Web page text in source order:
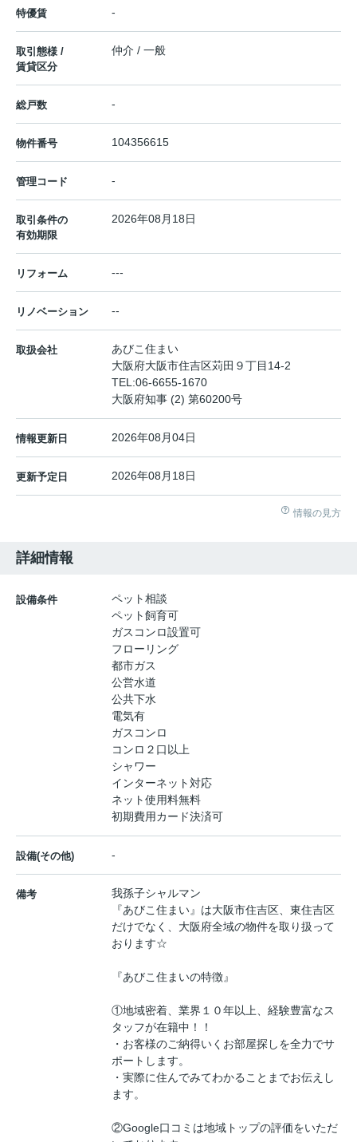
特優賃 -
取引態様 /
賃貸区分
仲介 / 一般
総戸数 -
物件番号 104356615
管理コード -
取引条件の
有効期限
2026年08月18日
リフォーム ---
リノベーション --
取扱会社
あびこ住まい
大阪府大阪市住吉区苅田９丁目14-2
TEL:06-6655-1670
大阪府知事 (2) 第60200号
情報更新日 2026年08月04日
更新予定日 2026年08月18日
情報の見方
詳細情報
設備条件
ペット相談
ペット飼育可
ガスコンロ設置可
フローリング
都市ガス
公営水道
公共下水
電気有
ガスコンロ
コンロ２口以上
シャワー
インターネット対応
ネット使用料無料
初期費用カード決済可
設備(その他) -
備考
我孫子シャルマン
『あびこ住まい』は大阪市住吉区、東住吉区
だけでなく、大阪府全域の物件を取り扱って
おります☆
『あびこ住まいの特徴』
①地域密着、業界１０年以上、経験豊富なス
タッフが在籍中！！
・お客様のご納得いくお部屋探しを全力でサ
ポートします。
・実際に住んでみてわかることまでお伝えし
ます。
②Google口コミは地域トップの評価をいただ